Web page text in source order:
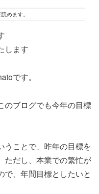
めます。
します
です。
のブログでも今年の目標
うことで、昨年の目標を
ただし、本業での繁忙が
で、年間目標としたいと